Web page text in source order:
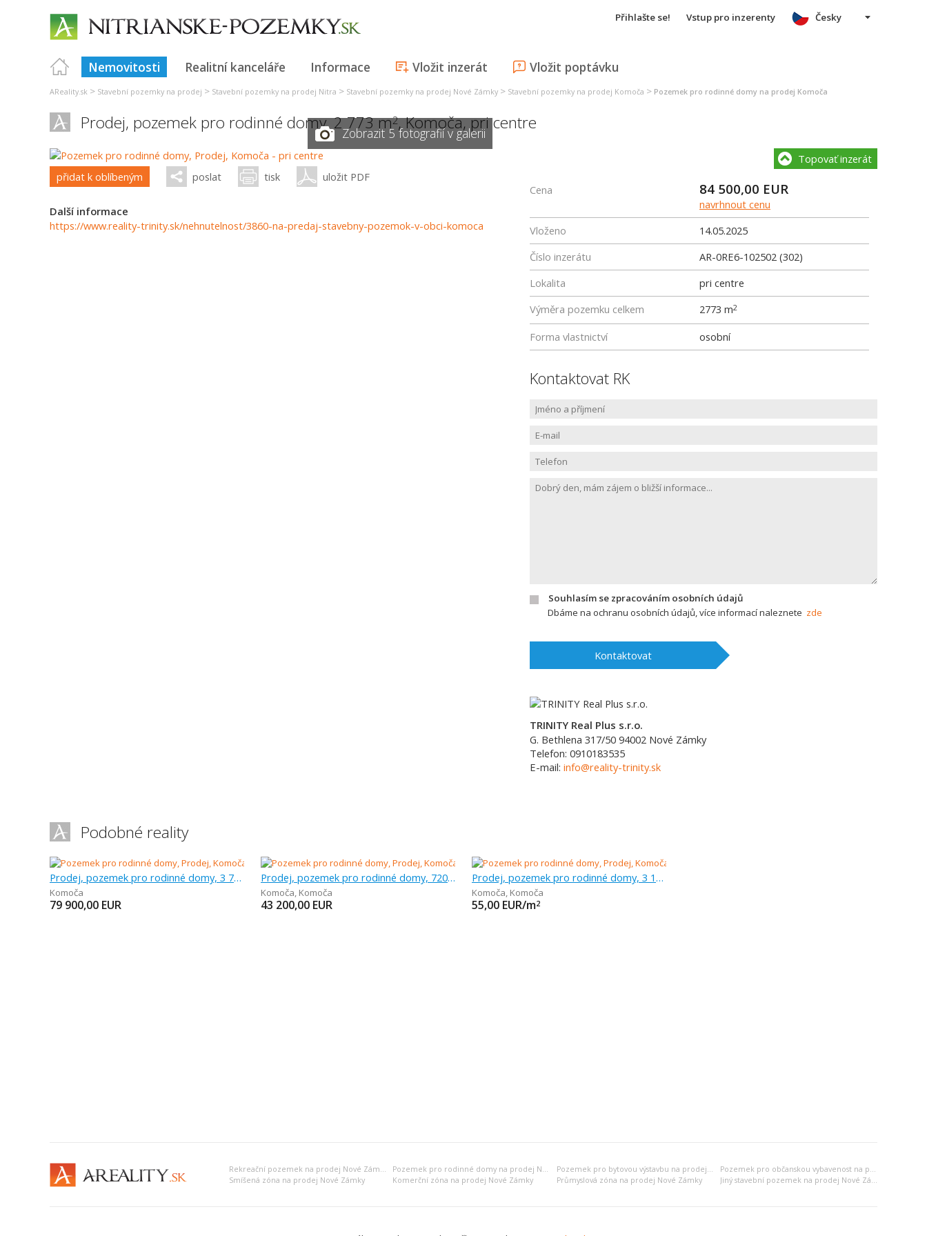
Přihlašte se! Vstup pro inzerenty
Nemovitosti Realitní kanceláře Informace Vložit inzerát Vložit poptávku
Česky
AReality.sk > Stavební pozemky na prodej > Stavební pozemky na prodej Nitra > Stavební pozemky na prodej Nové Zámky > Stavební pozemky na prodej Komoča > Pozemek pro rodinné domy na prodej Komoča
Prodej, pozemek pro rodinné domy, 2 773 m2,Komoča,pri centre
Zobrazit 5 fotografií v galerii
přidat k oblíbeným poslat tisk uložit PDF
Další informace
https://www.reality-trinity.sk/nehnutelnost/3860-na-predaj-stavebny-pozemok-v-obci-komoca
Topovať inzerát
Cena 84 500,00 EUR
navrhnout cenu
Vloženo
14.05.2025
Číslo inzerátu
AR-0RE6-102502 (302)
Lokalita
pri centre
Výměra pozemku celkem
2773 m2
Forma vlastnictví osobní
Kontaktovat RK
Souhlasím se zpracováním osobních údajů
Dbáme na ochranu osobních údajů, více informací naleznete zde
Kontaktovat
TRINITY Real Plus s.r.o.
G. Bethlena 317/50 94002 Nové Zámky
Telefon: 0910183535
E-mail: info@reality-trinity.sk
Podobné reality
Prodej, pozemek pro rodinné domy, 3 791 m
Komoča
79 900,00 EUR
Prodej, pozemek pro rodinné domy, 720 m
Komoča, Komoča
43 200,00 EUR
Prodej, pozemek pro rodinné domy, 3 104 m
Komoča, Komoča
55,00 EUR/m2
Rekreační pozemek na prodej Nové Zámky Pozemek pro rodinné domy na prodej Nové Zámky Pozemek pro bytovou výstavbu na prodej Nové Zámky
Pozemek pro občanskou vybavenost na prodej Nové Zámky
Smíšená zóna na prodej Nové Zámky
Komerční zóna na prodej Nové Zámky Průmyslová zóna na prodej Nové Zámky Jiný stavební pozemek na prodej Nové Zámky